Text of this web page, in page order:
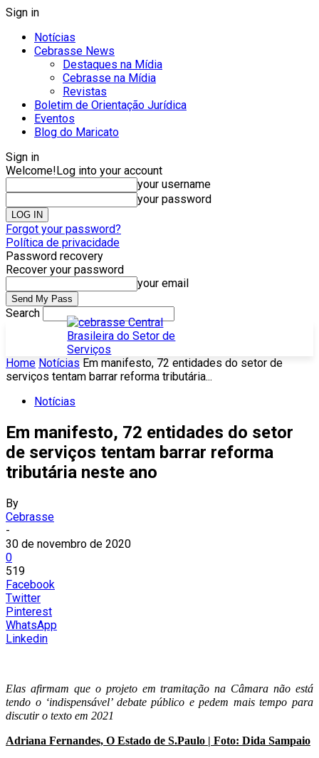
Sign in
Notícias
Cebrasse News
Destaques na Mídia
Cebrasse na Mídia
Revistas
Boletim de Orientação Jurídica
Eventos
Blog do Maricato
Sign in
Welcome!Log into your account
your username
your password
Forgot your password?
Política de privacidade
Password recovery
Recover your password
your email
Search
Home Notícias Em manifesto, 72 entidades do setor de
serviços tentam barrar reforma tributária...
Notícias
Em manifesto, 72 entidades do setor
de serviços tentam barrar reforma
tributária neste ano
By
Cebrasse
-
30 de novembro de 2020
0
519
Facebook
Twitter
Pinterest
WhatsApp
Linkedin
Elas afirmam que o projeto em tramitação na Câmara não está
tendo o ‘indispensável’ debate público e pedem mais tempo para
discutir o texto em 2021
Adriana Fernandes, O Estado de S.Paulo | Foto: Dida Sampaio